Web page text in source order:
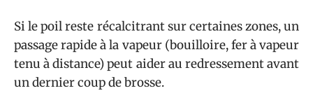
Si le poil reste récalcitrant sur certaines zones, un
passage rapide à la vapeur (bouilloire, fer à vapeur
tenu à distance) peut aider au redressement avant
un dernier coup de brosse.